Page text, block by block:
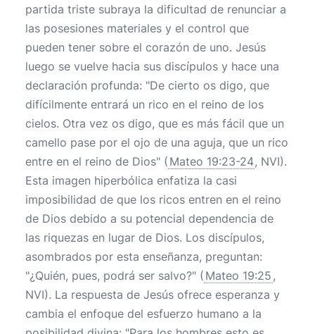
partida triste subraya la dificultad de renunciar a
las posesiones materiales y el control que
pueden tener sobre el corazón de uno. Jesús
luego se vuelve hacia sus discípulos y hace una
declaración profunda: "De cierto os digo, que
difícilmente entrará un rico en el reino de los
cielos. Otra vez os digo, que es más fácil que un
camello pase por el ojo de una aguja, que un rico
entre en el reino de Dios" ( Mateo 19:23-24, NVI).
Esta imagen hiperbólica enfatiza la casi
imposibilidad de que los ricos entren en el reino
de Dios debido a su potencial dependencia de
las riquezas en lugar de Dios. Los discípulos,
asombrados por esta enseñanza, preguntan:
"¿Quién, pues, podrá ser salvo?" ( Mateo 19:25 ,
NVI). La respuesta de Jesús ofrece esperanza y
cambia el enfoque del esfuerzo humano a la